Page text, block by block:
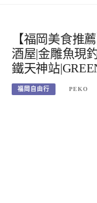
【福岡美食推
酒屋|金雕魚現
鐵天神站
福岡自由行 PEKO